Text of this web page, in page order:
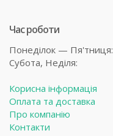
Час роботи
Понеділок — Пя'тниця:
Субота, Неділя:
Корисна інформація
Оплата та доставка
Про компанію
Контакти